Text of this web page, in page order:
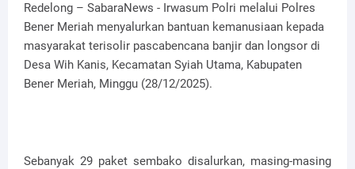
Redelong – SabaraNews - Irwasum Polri melalui Polres
Bener Meriah menyalurkan bantuan kemanusiaan kepada
masyarakat terisolir pascabencana banjir dan longsor di
Desa Wih Kanis, Kecamatan Syiah Utama, Kabupaten
Bener Meriah, Minggu (28/12/2025).
Sebanyak 29 paket sembako disalurkan, masing-masing